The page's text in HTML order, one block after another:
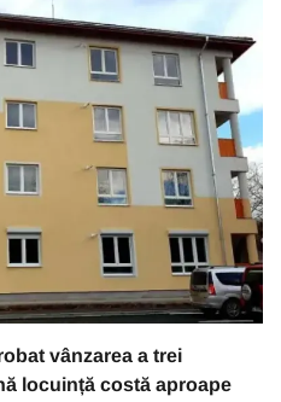
vânzarea a trei
locuință costă aproape